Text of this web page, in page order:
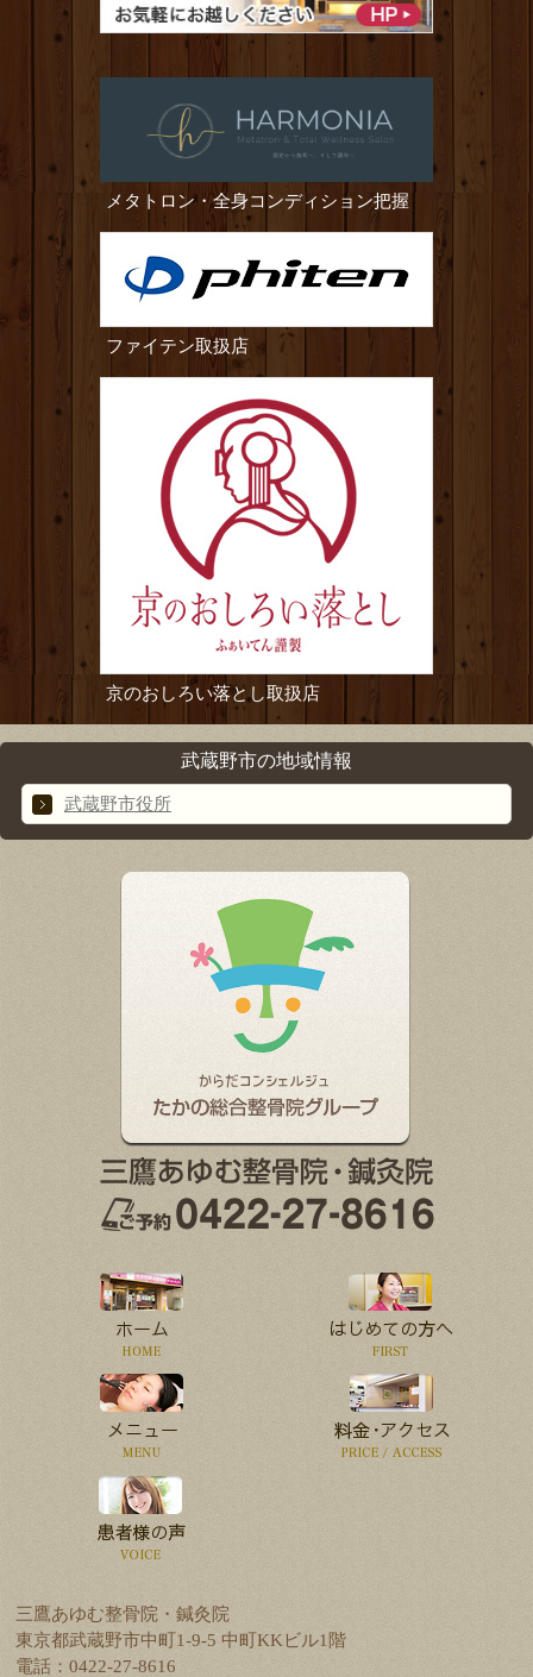
メタトロン・全身コンディション把握
ファイテン取扱店
京のおしろい落とし取扱店
武蔵野市の地域情報
武蔵野市役所
三鷹あゆむ整骨院・鍼灸院
東京都武蔵野市中町1-9-5 中町KKビル1階
電話：0422-27-8616